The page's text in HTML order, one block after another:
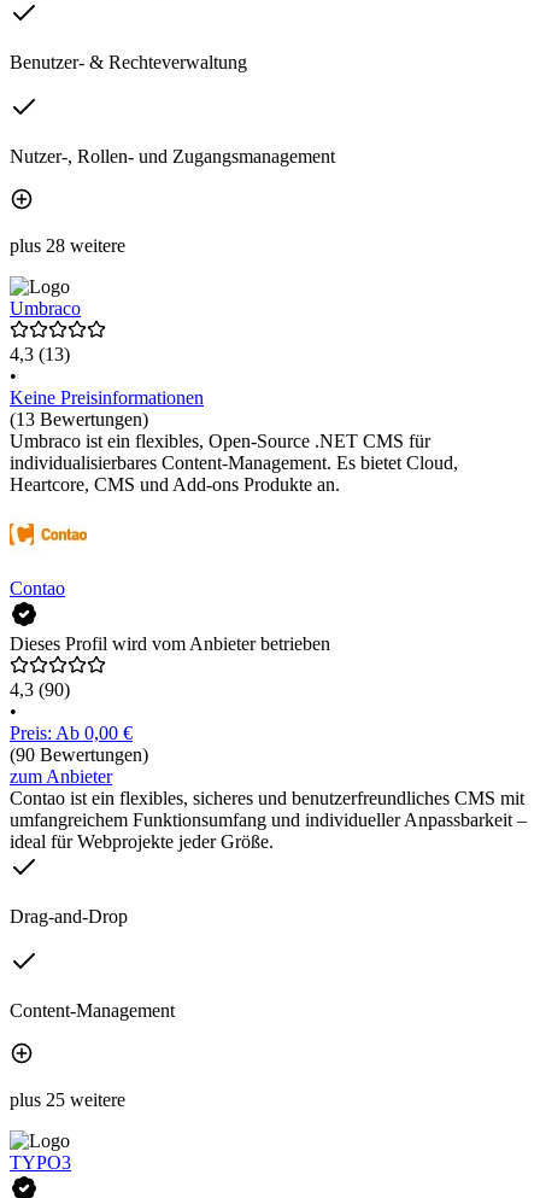
Benutzer- & Rechteverwaltung
Nutzer-, Rollen- und Zugangsmanagement
plus 28 weitere
Umbraco
4,3 (13)
•
Keine Preisinformationen
(13 Bewertungen)
Umbraco ist ein flexibles, Open-Source .NET CMS für
individualisierbares Content-Management. Es bietet Cloud,
Heartcore, CMS und Add-ons Produkte an.
Contao
Dieses Profil wird vom Anbieter betrieben
4,3 (90)
•
Preis: Ab 0,00 €
(90 Bewertungen)
zum Anbieter
Contao ist ein flexibles, sicheres und benutzerfreundliches CMS mit
umfangreichem Funktionsumfang und individueller Anpassbarkeit –
ideal für Webprojekte jeder Größe.
Drag-and-Drop
Content-Management
plus 25 weitere
TYPO3